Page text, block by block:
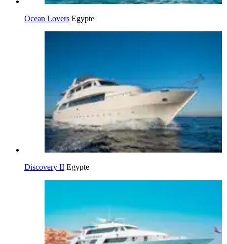
Ocean Lovers Egypte
Discovery II Egypte